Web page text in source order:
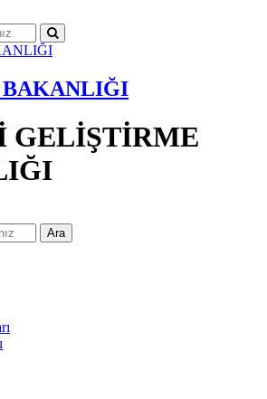
BAKANLIĞI
GELİŞTİRME
Ara